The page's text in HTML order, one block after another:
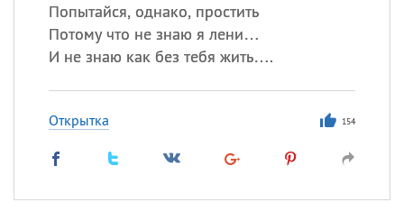
Попытайся, однако, простить
Потому что не знаю я лени…
И не знаю как без тебя жить….
Открытка 154